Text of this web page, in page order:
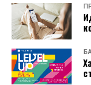
месец минатата
раст изнесувал
На годишно ниво,
цени бил
Следувале